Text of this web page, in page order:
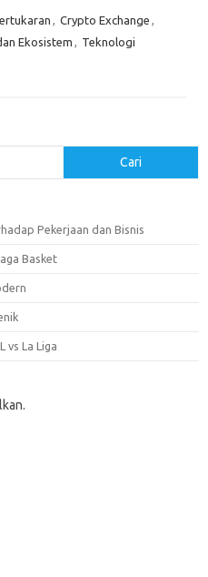
, Crypto Exchange ,
Ekosistem , Teknologi
Cari
Pekerjaan dan Bisnis
Basket
vs La Liga